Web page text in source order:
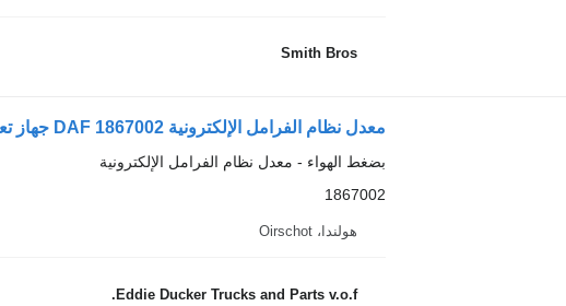
Smith Bros
بضغط الهواء - معدل نظام الفرامل الإلكترونية
1867002
هولندا، Oirschot
Eddie Ducker Trucks and Parts v.o.f.